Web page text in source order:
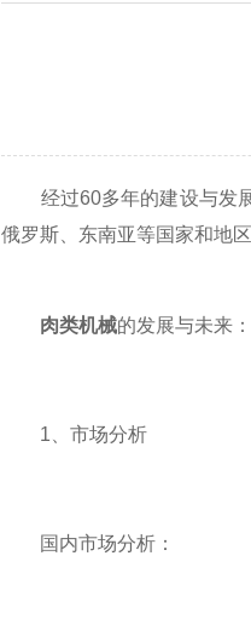
经过60多年的建设与发展
俄罗斯、东南亚等国家和地区
肉类机械的发展与未来：
1、市场分析
国内市场分析：